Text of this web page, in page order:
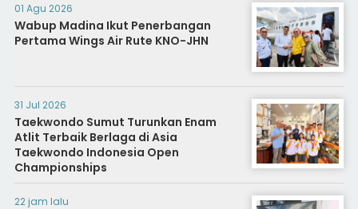
01 Agu 2026
Wabup Madina Ikut Penerbangan
Pertama Wings Air Rute KNO-JHN
31 Jul 2026
Taekwondo Sumut Turunkan Enam
Atlit Terbaik Berlaga di Asia
Taekwondo Indonesia Open
Championships
22 jam lalu